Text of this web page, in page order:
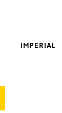
IMPERIAL